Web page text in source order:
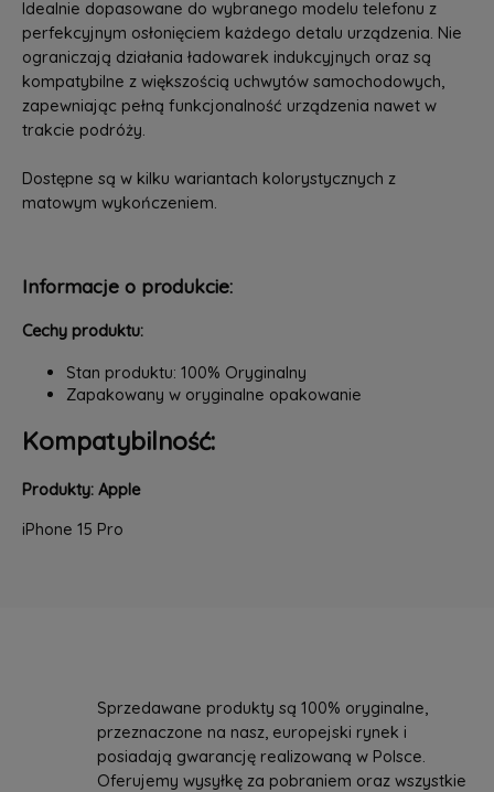
Idealnie dopasowane do wybranego modelu telefonu z
perfekcyjnym osłonięciem każdego detalu urządzenia. Nie
ograniczają działania ładowarek indukcyjnych oraz są
kompatybilne z większością uchwytów samochodowych,
zapewniając pełną funkcjonalność urządzenia nawet w
trakcie podróży.
Dostępne są w kilku wariantach kolorystycznych z
matowym wykończeniem.
Informacje o produkcie:
Cechy produktu:
Stan produktu: 100% Oryginalny
Zapakowany w oryginalne opakowanie
Kompatybilność:
Produkty: Apple
iPhone 15 Pro
Sprzedawane produkty są 100% oryginalne,
przeznaczone na nasz, europejski rynek i
posiadają gwarancję realizowaną w Polsce.
Oferujemy wysyłkę za pobraniem oraz wszystkie